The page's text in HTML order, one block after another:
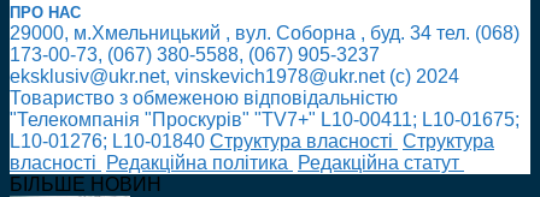
ПРО НАС
29000, м.Хмельницький , вул. Соборна , буд. 34 тел. (068)
173-00-73, (067) 380-5588, (067) 905-3237
eksklusiv@ukr.net, vinskevich1978@ukr.net (с) 2024
Товариство з обмеженою відповідальністю
"Телекомпанія "Проскурів" "TV7+" L10-00411; L10-01675;
L10-01276; L10-01840 Cтруктура власності Cтруктура
власності
Редакційна політика
Редакційна статут
БІЛЬШЕ НОВИН